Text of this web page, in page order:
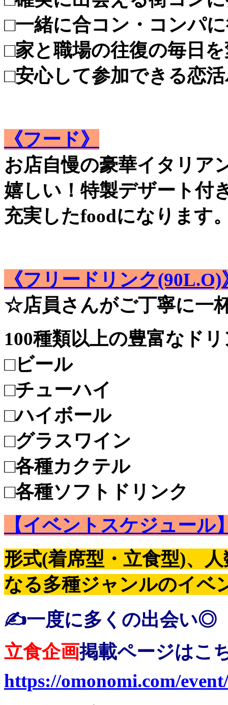
□一緒に合コン・コンパ
□家と職場の往復の毎日
□安心して参加できる恋
《フード》
お店自慢の豪華イタリア
嬉しい！特製デザート付
充実したfoodになります
《フリードリンク(90L.O)
☆店員さんがご丁寧に一
100種類以上の豊富なド
□ビール
□チューハイ
□ハイボール
□グラスワイン
□各種カクテル
□各種ソフトドリンク
【イベントスケジュール
形式(着席型・立食型)、
なる多種ジャンルのイベ
✍️一度に多くの出会い◎
立食企画掲載ページはこ
https://omonomi.com/